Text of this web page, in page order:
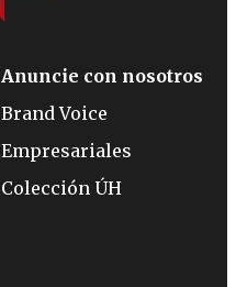
Anuncie con nosotros
Brand Voice
Empresariales
Colección ÚH